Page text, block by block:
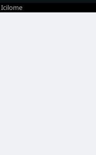
Icilome